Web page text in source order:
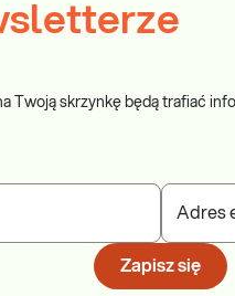
Twoją skrzynkę będą trafiać
Adres
Zapisz się